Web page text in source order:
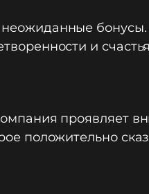
и
проявляет
положительно